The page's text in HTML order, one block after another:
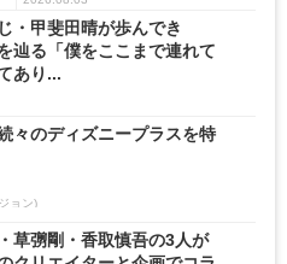
・甲斐田晴が歩んでき
辿る「僕をここまで連れて
あり...
々のディズニープラスを特
ョン)
草彅剛・香取慎吾の3人が